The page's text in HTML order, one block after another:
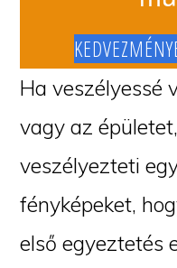
Ha veszélyessé
vagy az
veszélyezteti
fényképeket,
első egyeztetés